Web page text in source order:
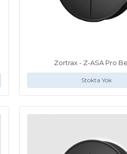
Zortrax - Z-ASA Pro
Stokta Yok